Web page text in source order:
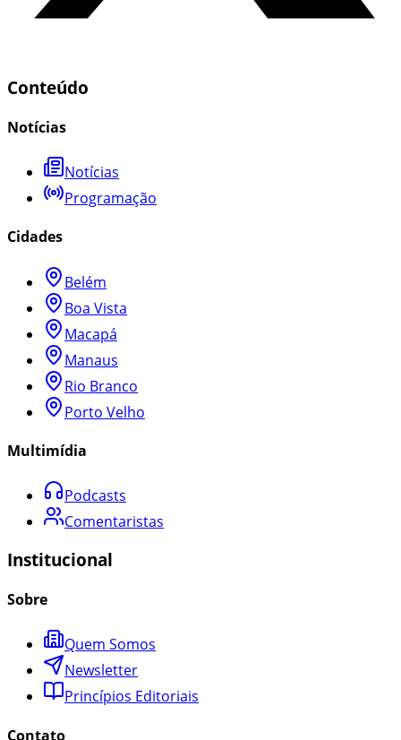
Conteúdo
Notícias
Notícias
Programação
Cidades
Belém
Boa Vista
Macapá
Manaus
Rio Branco
Porto Velho
Multimídia
Podcasts
Comentaristas
Institucional
Sobre
Quem Somos
Newsletter
Princípios Editoriais
Contato